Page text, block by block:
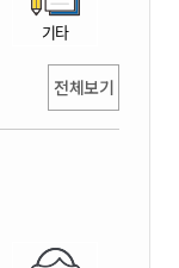
기타
전체보기